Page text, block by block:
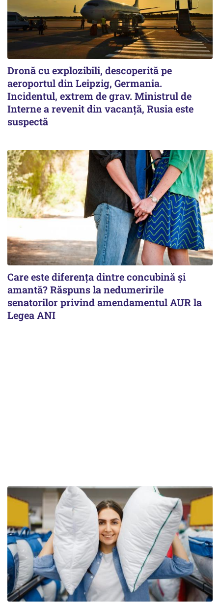
Dronă cu explozibili, descoperită pe
aeroportul din Leipzig, Germania.
Incidentul, extrem de grav. Ministrul de
Interne a revenit din vacanță, Rusia este
suspectă
Care este diferența dintre concubină și
amantă? Răspuns la nedumeririle
senatorilor privind amendamentul AUR la
Legea ANI